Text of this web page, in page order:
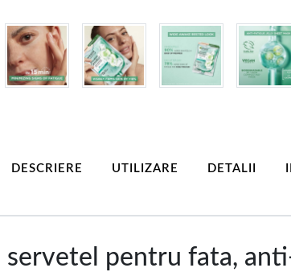
DESCRIERE UTILIZARE DETALII
servetel pentru fata,